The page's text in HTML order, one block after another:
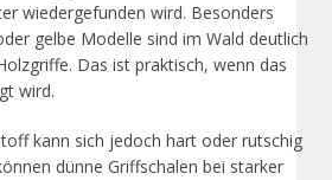
wiedergefunden wird. Besonders
gelbe Modelle sind im Wald deutlich
Das ist praktisch, wenn das
wird.
kann sich jedoch hart oder rutschig
dünne Griffschalen bei starker